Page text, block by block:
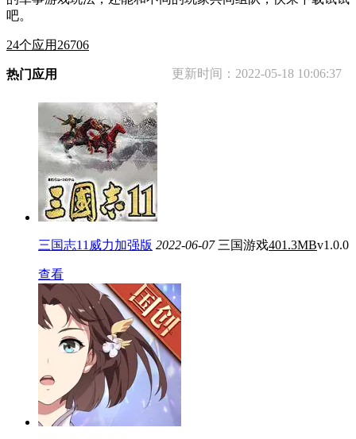
吧。
24个应用 26706
热门应用 更新时间： 2022-05-18 10:06:37
三国志11威力加强版 2022-06-07 三国游戏401.3MBv1.0.0
查看